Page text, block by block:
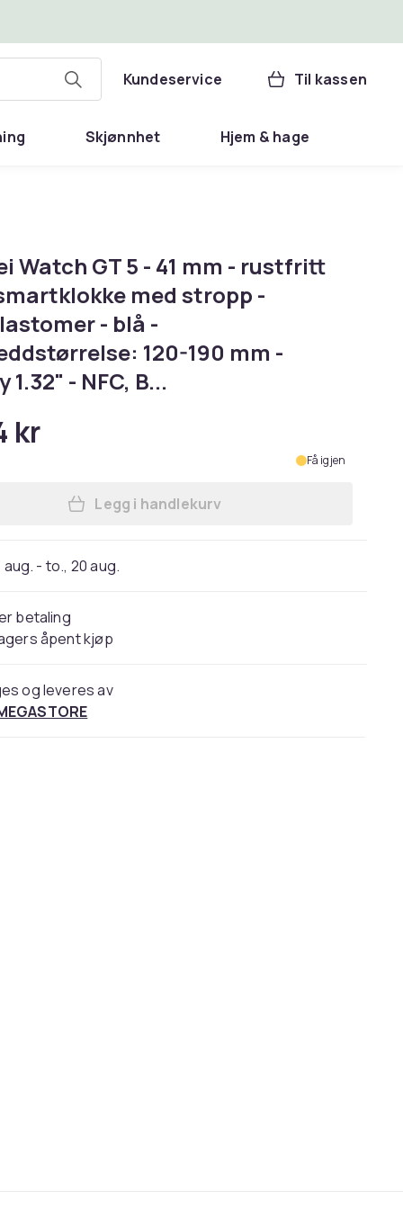
Kundeservice Til kassen
Skjønnhet Hjem & hage
Watch GT 5 - 41 mm - rustfritt
med stropp -
- blå -
120-190 mm -
1.32" - NFC, B...
kr
Få igjen
Legg Huawei Watch GT 5 - 41 mm
Legg i handlekurv
aug. - to., 20 aug.
betaling
åpent kjøp
og leveres av